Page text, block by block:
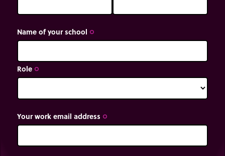
Name of your school trip_origin
Role trip_origin
Your work email address trip_origin